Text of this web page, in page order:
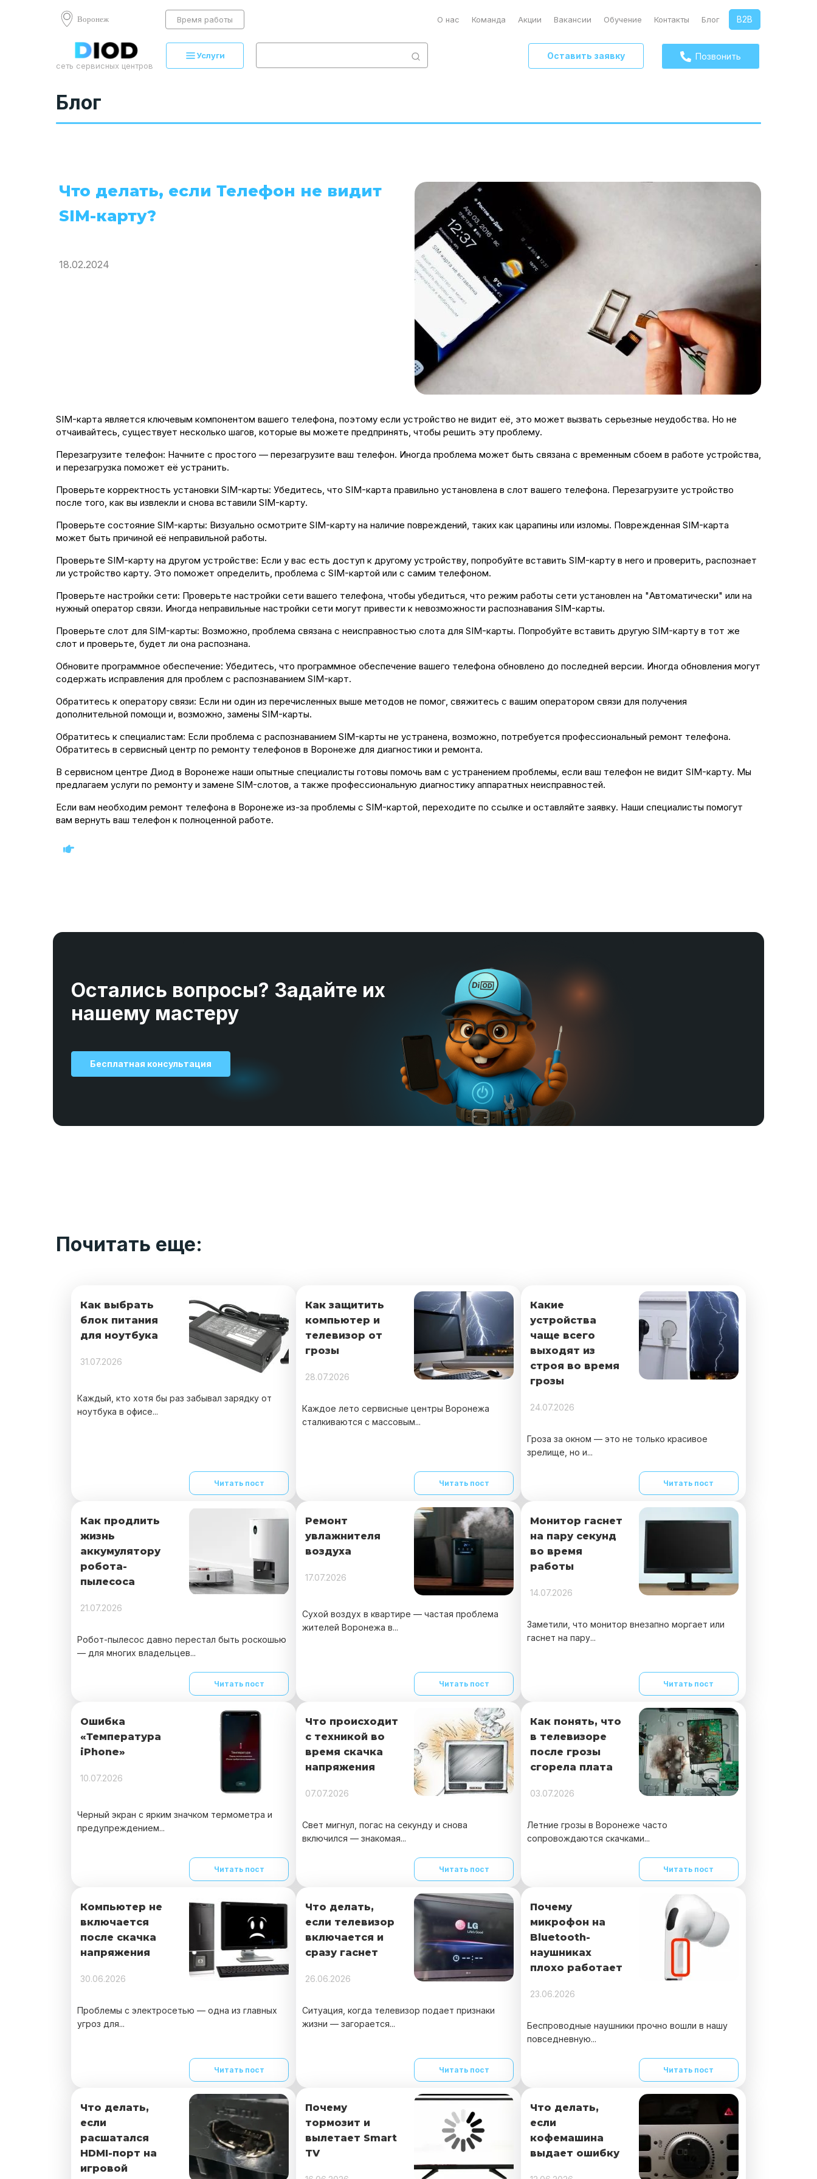
Воронеж Время работы О нас Команда Акции Вакансии Обучение Контакты Блог B2B
сеть сервисных центров
Услуги Оставить заявку Позвонить
Блог
Что делать, если Телефон не видит
SIM-карту?
18.02.2024
SIM-карта является ключевым компонентом вашего телефона, поэтому если устройство не видит её, это может вызвать серьезные неудобства. Но не
отчаивайтесь, существует несколько шагов, которые вы можете предпринять, чтобы решить эту проблему.
Перезагрузите телефон: Начните с простого — перезагрузите ваш телефон. Иногда проблема может быть связана с временным сбоем в работе устройства,
и перезагрузка поможет её устранить.
Проверьте корректность установки SIM-карты: Убедитесь, что SIM-карта правильно установлена в слот вашего телефона. Перезагрузите устройство
после того, как вы извлекли и снова вставили SIM-карту.
Проверьте состояние SIM-карты: Визуально осмотрите SIM-карту на наличие повреждений, таких как царапины или изломы. Поврежденная SIM-карта
может быть причиной её неправильной работы.
Проверьте SIM-карту на другом устройстве: Если у вас есть доступ к другому устройству, попробуйте вставить SIM-карту в него и проверить, распознает
ли устройство карту. Это поможет определить, проблема с SIM-картой или с самим телефоном.
Проверьте настройки сети: Проверьте настройки сети вашего телефона, чтобы убедиться, что режим работы сети установлен на "Автоматически" или на
нужный оператор связи. Иногда неправильные настройки сети могут привести к невозможности распознавания SIM-карты.
Проверьте слот для SIM-карты: Возможно, проблема связана с неисправностью слота для SIM-карты. Попробуйте вставить другую SIM-карту в тот же
слот и проверьте, будет ли она распознана.
Обновите программное обеспечение: Убедитесь, что программное обеспечение вашего телефона обновлено до последней версии. Иногда обновления могут
содержать исправления для проблем с распознаванием SIM-карт.
Обратитесь к оператору связи: Если ни один из перечисленных выше методов не помог, свяжитесь с вашим оператором связи для получения
дополнительной помощи и, возможно, замены SIM-карты.
Обратитесь к специалистам: Если проблема с распознаванием SIM-карты не устранена, возможно, потребуется профессиональный ремонт телефона.
Обратитесь в сервисный центр по ремонту телефонов в Воронеже для диагностики и ремонта.
В сервисном центре Диод в Воронеже наши опытные специалисты готовы помочь вам с устранением проблемы, если ваш телефон не видит SIM-карту. Мы
предлагаем услуги по ремонту и замене SIM-слотов, а также профессиональную диагностику аппаратных неисправностей.
Если вам необходим ремонт телефона в Воронеже из-за проблемы с SIM-картой, переходите по ссылке и оставляйте заявку. Наши специалисты помогут
вам вернуть ваш телефон к полноценной работе.
Остались вопросы? Задайте их
нашему мастеру
Бесплатная консультация
Почитать еще:
Как выбрать
блок питания
для ноутбука
31.07.2026
Каждый, кто хотя бы раз забывал зарядку от
ноутбука в офисе...
Читать пост
Как защитить
компьютер и
телевизор от
грозы
28.07.2026
Каждое лето сервисные центры Воронежа
сталкиваются с массовым...
Читать пост
Какие
устройства
чаще всего
выходят из
строя во время
грозы
24.07.2026
Гроза за окном — это не только красивое
зрелище, но и...
Читать пост
Как продлить
жизнь
аккумулятору
робота-
пылесоса
21.07.2026
Робот-пылесос давно перестал быть роскошью
— для многих владельцев...
Читать пост
Ремонт
увлажнителя
воздуха
17.07.2026
Сухой воздух в квартире — частая проблема
жителей Воронежа в...
Читать пост
Монитор гаснет
на пару секунд
во время
работы
14.07.2026
Заметили, что монитор внезапно моргает или
гаснет на пару...
Читать пост
Ошибка
«Температура
iPhone»
10.07.2026
Черный экран с ярким значком термометра и
предупреждением...
Читать пост
Что происходит
с техникой во
время скачка
напряжения
07.07.2026
Свет мигнул, погас на секунду и снова
включился — знакомая...
Читать пост
Как понять, что
в телевизоре
после грозы
сгорела плата
03.07.2026
Летние грозы в Воронеже часто
сопровождаются скачками...
Читать пост
Компьютер не
включается
после скачка
напряжения
30.06.2026
Проблемы с электросетью — одна из главных
угроз для...
Читать пост
Что делать,
если телевизор
включается и
сразу гаснет
26.06.2026
Ситуация, когда телевизор подает признаки
жизни — загорается...
Читать пост
Почему
микрофон на
Bluetooth-
наушниках
плохо работает
23.06.2026
Беспроводные наушники прочно вошли в нашу
повседневную...
Читать пост
Что делать,
если
расшатался
HDMI-порт на
игровой
Почему
тормозит и
вылетает Smart
TV
Что делать,
если
кофемашина
выдает ошибку